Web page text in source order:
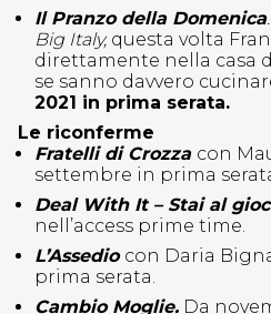
Il Pranzo della Domenica.
Big Italy,questa volta
direttamente nella casa
se sanno davvero
2021 in prima serata.
Le riconferme
Fratelli di Crozza con
settembre in prima
Deal With It – Stai al
nell’access prime time.
L’Assedio con Daria
prima serata.
Cambio Moglie. Da